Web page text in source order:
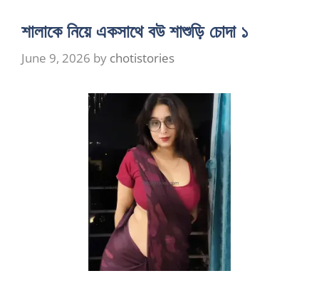
শালাকে নিয়ে একসাথে বউ শাশুড়ি চোদা ১
June 9, 2026 by chotistories